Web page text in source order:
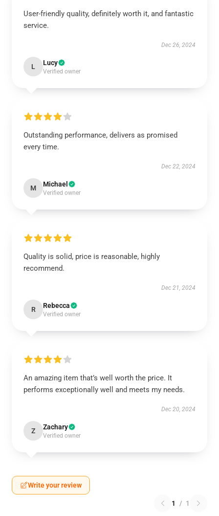
User-friendly quality, definitely worth it, and fantastic
service.
Dec 26, 2024
L Lucy
Verified owner
Outstanding performance, delivers as promised
every time.
Dec 22, 2024
M Michael
Verified owner
Quality is solid, price is reasonable, highly
recommend.
Dec 21, 2024
R Rebecca
Verified owner
An amazing item that’s well worth the price. It
performs exceptionally well and meets my needs.
Dec 20, 2024
Z Zachary
Verified owner
Write your review
1 / 1